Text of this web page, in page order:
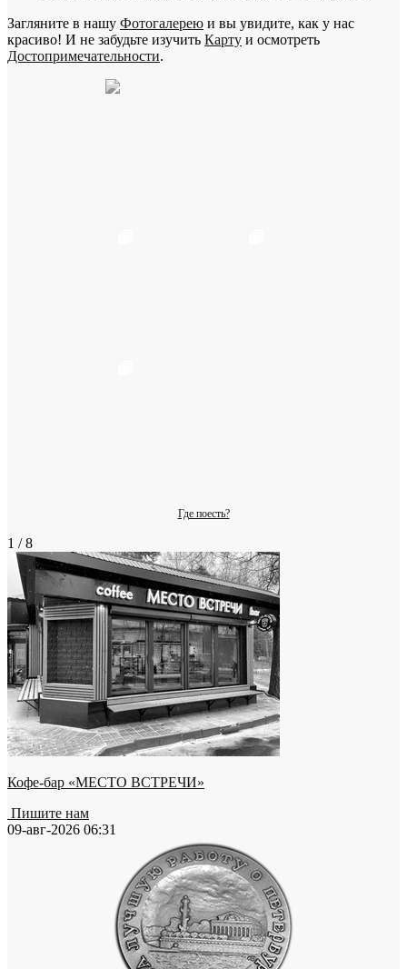
Загляните в нашу Фотогалерею и вы увидите, как у нас
красиво! И не забудьте изучить Карту и осмотреть
Достопримечательности.
Где поесть?
1 / 8
Кофе-бар «МЕСТО ВСТРЕЧИ»
Пишите нам
09-авг-2026 06:31